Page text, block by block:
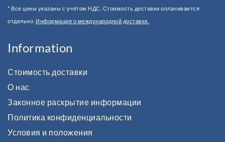
* Все цены указаны с учётом НДС. Стоимость доставки оплачивается
отдельно. Информация о международной доставке.
Information
Стоимость доставки
О нас
Законное раскрытие информации
Политика конфиденциальности
Условия и положения